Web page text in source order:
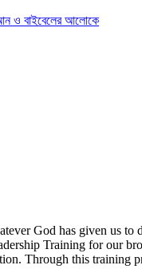
ও বাইবেলের আলোকে
God has given us
Training for our
Through this training